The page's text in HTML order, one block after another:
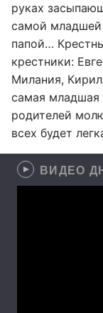
руках
самой младшей
папой…
крестники:
Милания,
самая младшая
родителей
всех будет
ВИДЕО